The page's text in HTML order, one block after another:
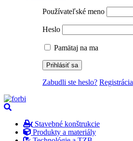
Používateľské meno
Heslo
Pamätaj na ma
Zabudli ste heslo? Registrácia
Stavebné konštrukcie
Produkty a materiály